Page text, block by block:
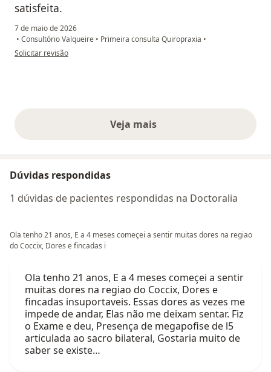
satisfeita.
7 de maio de 2026
• Consultório Valqueire • Primeira consulta Quiropraxia •
na opinião do utilizador Janaína Aguiar
Solicitar revisão
Veja maisopiniões acima
Dúvidas respondidas
1 dúvidas de pacientes respondidas na Doctoralia
Ola tenho 21 anos, E a 4 meses começei a sentir muitas dores na regiao
do Coccix, Dores e fincadas i
Ola tenho 21 anos, E a 4 meses começei a sentir
muitas dores na regiao do Coccix, Dores e
fincadas insuportaveis. Essas dores as vezes me
impede de andar, Elas não me deixam sentar. Fiz
o Exame e deu, Presença de megapofise de l5
articulada ao sacro bilateral, Gostaria muito de
saber se existe…